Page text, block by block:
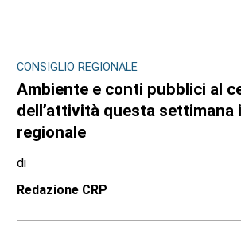
CONSIGLIO REGIONALE
Ambiente e conti pubblici al
dell’attività questa settimana
regionale
di
Redazione CRP